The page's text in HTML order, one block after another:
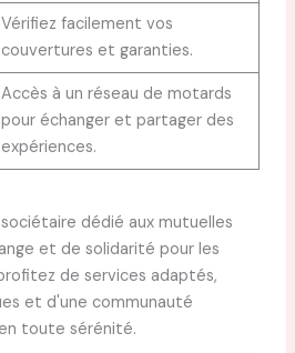
Vérifiez facilement vos
couvertures et garanties.
Accès à un réseau de motards
pour échanger et partager des
expériences.